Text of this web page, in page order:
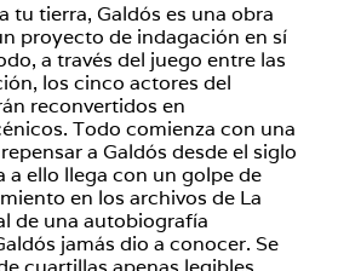
tu tierra, Galdós es una obra
proyecto de indagación en sí
a través del juego entre las
los cinco actores del
reconvertidos en
Todo comienza con una
a Galdós desde el siglo
a ello llega con un golpe de
en los archivos de La
de una autobiografía
jamás dio a conocer. Se